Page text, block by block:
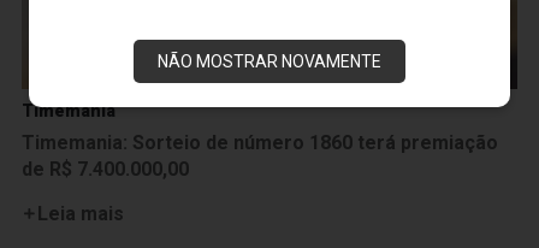
NÃO MOSTRAR NOVAMENTE
Timemania
Timemania: Sorteio de número 1860 terá premiação
de R$ 7.400.000,00
Leia mais